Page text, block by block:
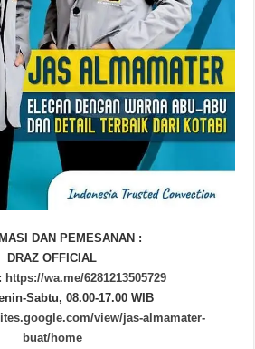
DAN PEMESANAN :
DRAZ OFFICIAL
https://wa.me/6281213505729
Sabtu, 08.00-17.00 WIB
view/jas-almamater-
buat/home